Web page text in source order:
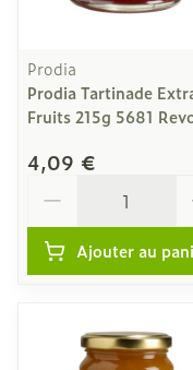
Prodia
Prodia Tartinade
Fruits 215g 5681
4,09 €
Ajouter au